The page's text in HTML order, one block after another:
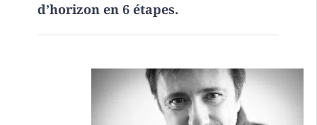
d’horizon en 6 étapes.